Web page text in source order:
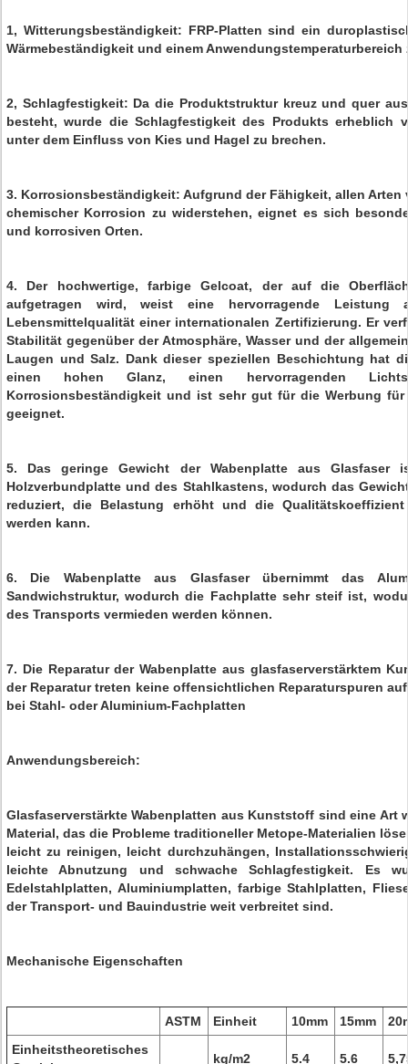
1, Witterungsbeständigkeit: FRP-Platten sind ein
Wärmebeständigkeit und einem Anwendungstemperaturbereich
2, Schlagfestigkeit: Da die Produktstruktur kreuz und quer
besteht, wurde die Schlagfestigkeit des Produkts erheblich
unter dem Einfluss von Kies und Hagel zu brechen.
3. Korrosionsbeständigkeit: Aufgrund der Fähigkeit, allen Arten
chemischer Korrosion zu widerstehen, eignet es sich
und korrosiven Orten.
4. Der hochwertige, farbige Gelcoat, der auf die
aufgetragen wird, weist eine hervorragende
Lebensmittelqualität einer internationalen Zertifizierung. Er
Stabilität gegenüber der Atmosphäre, Wasser und der
Laugen und Salz. Dank dieser speziellen Beschichtung hat
einen hohen Glanz, einen hervorragenden
Korrosionsbeständigkeit und ist sehr gut für die Werbung
geeignet.
5. Das geringe Gewicht der Wabenplatte aus
Holzverbundplatte und des Stahlkastens, wodurch das
reduziert, die Belastung erhöht und die
werden kann.
6. Die Wabenplatte aus Glasfaser übernimmt das
Sandwichstruktur, wodurch die Fachplatte sehr steif ist,
des Transports vermieden werden können.
7. Die Reparatur der Wabenplatte aus glasfaserverstärktem
der Reparatur treten keine offensichtlichen Reparaturspuren
bei Stahl- oder Aluminium-Fachplatten
Anwendungsbereich:
Glasfaserverstärkte Wabenplatten aus Kunststoff sind eine Art
Material, das die Probleme traditioneller Metope-Materialien
leicht zu reinigen, leicht durchzuhängen,
leichte Abnutzung und schwache Schlagfestigkeit. Es
Edelstahlplatten, Aluminiumplatten, farbige Stahlplatten,
der Transport- und Bauindustrie weit verbreitet sind.
Mechanische Eigenschaften
ASTM Einheit 10mm 15mm
Einheitstheoretisches
kg/m2 5.4 5.6